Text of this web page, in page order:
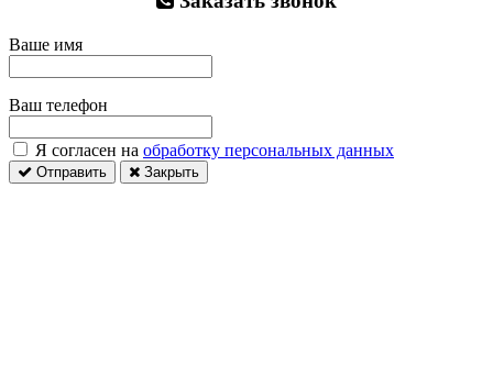
Ваше имя
Ваш телефон
Я согласен на обработку персональных данных
Отправить Закрыть